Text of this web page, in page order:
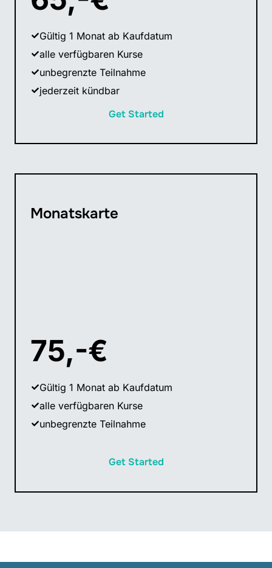
Gültig 1 Monat ab Kaufdatum
alle verfügbaren Kurse
unbegrenzte Teilnahme
jederzeit kündbar
Get Started
Monatskarte
75,-€
Gültig 1 Monat ab Kaufdatum
alle verfügbaren Kurse
unbegrenzte Teilnahme
Get Started